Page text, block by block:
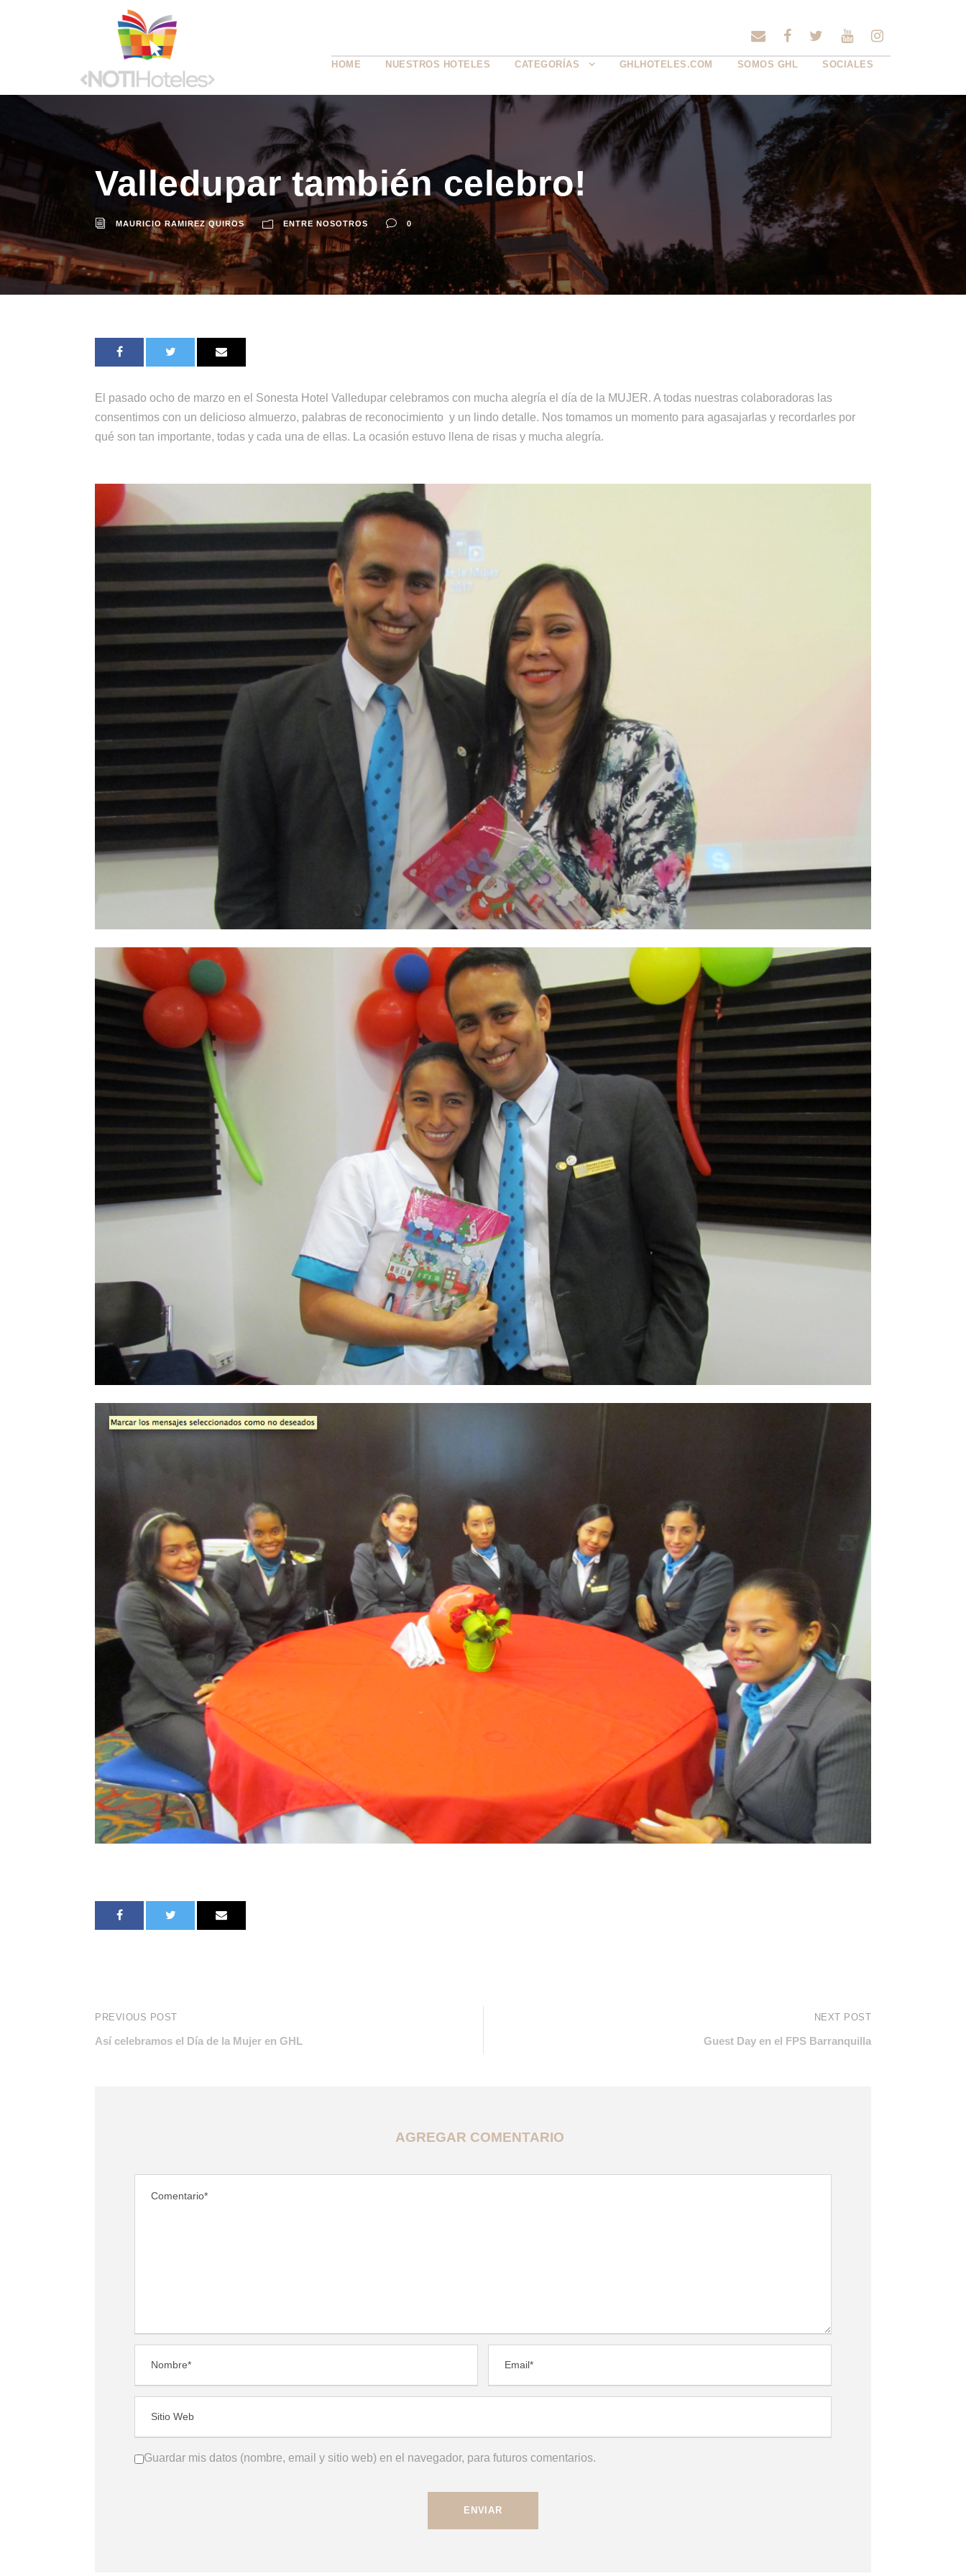
HOME NUESTROS HOTELES CATEGORÍAS GHLHOTELES.COM SOMOS GHL SOCIALES
Valledupar también celebro!
MAURICIO RAMIREZ QUIROS ENTRE NOSOTROS 0
El pasado ocho de marzo en el Sonesta Hotel Valledupar celebramos con mucha alegría el día de la MUJER. A todas nuestras colaboradoras las
consentimos con un delicioso almuerzo, palabras de reconocimiento y un lindo detalle. Nos tomamos un momento para agasajarlas y recordarles por
qué son tan importante, todas y cada una de ellas. La ocasión estuvo llena de risas y mucha alegría.
PREVIOUS POST
Así celebramos el Día de la Mujer en GHL
NEXT POST
Guest Day en el FPS Barranquilla
AGREGAR COMENTARIO
Guardar mis datos (nombre, email y sitio web) en el navegador, para futuros comentarios.